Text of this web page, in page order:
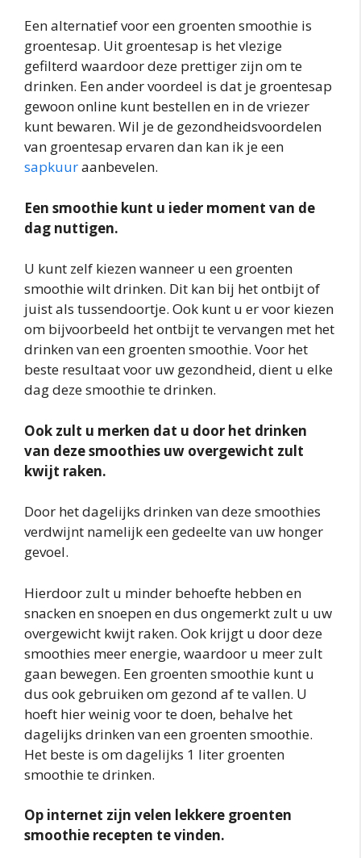
Een alternatief voor een groenten smoothie is
groentesap. Uit groentesap is het vlezige
gefilterd waardoor deze prettiger zijn om te
drinken. Een ander voordeel is dat je groentesap
gewoon online kunt bestellen en in de vriezer
kunt bewaren. Wil je de gezondheidsvoordelen
van groentesap ervaren dan kan ik je een
sapkuuraanbevelen.
Een smoothie kunt u ieder moment van de
dag nuttigen.
U kunt zelf kiezen wanneer u een groenten
smoothie wilt drinken. Dit kan bij het ontbijt of
juist als tussendoortje. Ook kunt u er voor kiezen
om bijvoorbeeld het ontbijt te vervangen met het
drinken van een groenten smoothie. Voor het
beste resultaat voor uw gezondheid, dient u elke
dag deze smoothie te drinken.
Ook zult u merken dat u door het drinken
van deze smoothies uw overgewicht zult
kwijt raken.
Door het dagelijks drinken van deze smoothies
verdwijnt namelijk een gedeelte van uw honger
gevoel.
Hierdoor zult u minder behoefte hebben en
snacken en snoepen en dus ongemerkt zult u uw
overgewicht kwijt raken. Ook krijgt u door deze
smoothies meer energie, waardoor u meer zult
gaan bewegen. Een groenten smoothie kunt u
dus ook gebruiken om gezond af te vallen. U
hoeft hier weinig voor te doen, behalve het
dagelijks drinken van een groenten smoothie.
Het beste is om dagelijks 1 liter groenten
smoothie te drinken.
Op internet zijn velen lekkere groenten
smoothie recepten te vinden.